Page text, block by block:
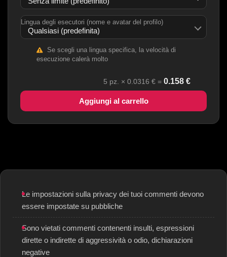
Lingua degli esecutori (nome e avatar del profilo)
Se scegli una lingua specifica, la velocità di
esecuzione calerà molto
5 pz. × 0.0316 € = 0.158 €
Aggiungi al carrello
Le impostazioni sulla privacy dei tuoi commenti devono
essere impostate su pubbliche
Sono vietati commenti contenenti insulti, espressioni
dirette o indirette di aggressività o odio, dichiarazioni
negative